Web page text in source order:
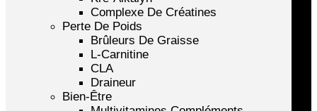
Complexe De Créatines
Perte De Poids
Brûleurs De Graisse
L-Carnitine
CLA
Draineur
Bien-Être